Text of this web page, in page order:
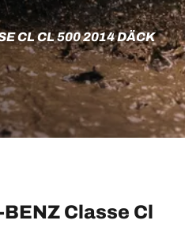
CL CL 500 2014 DÄCK
Classe Cl